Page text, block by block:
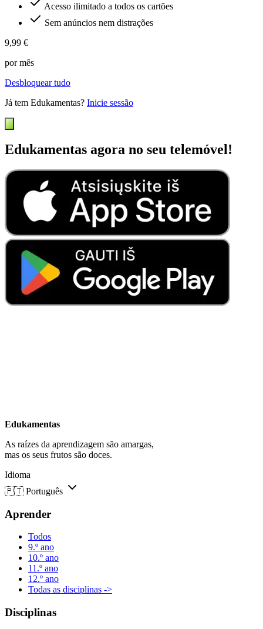
Acesso ilimitado a todos os cartões
Sem anúncios nem distrações
9,99 €
por mês
Desbloquear tudo
Já tem Edukamentas? Inicie sessão
Edukamentas agora no seu telemóvel!
Edukamentas
As raízes da aprendizagem são amargas,
mas os seus frutos são doces.
Idioma
🇵🇹 Português
Aprender
Todos
9.º ano
10.º ano
11.º ano
12.º ano
Todas as disciplinas ->
Disciplinas